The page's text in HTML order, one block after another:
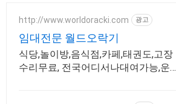
http://www.worldoracki.com 광고
임대전문 월드오락기
식당,놀이방,음식점,카페,태권도,고장
수리무료, 전국어디서나대여가능,운송